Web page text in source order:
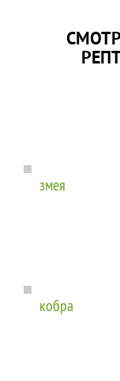
змея
кобра